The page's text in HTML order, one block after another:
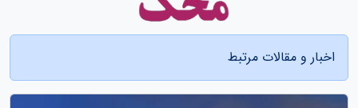
اخبار و مقالات مرتبط